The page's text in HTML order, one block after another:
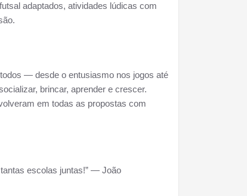
adaptados, atividades lúdicas com
— desde o entusiasmo nos jogos até
brincar, aprender e crescer.
em todas as propostas com
escolas juntas!” — João